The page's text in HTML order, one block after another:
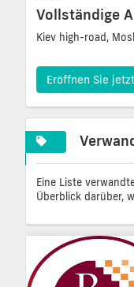
Vollständige
Kiev high-road,
Eröffnen Sie
Eine Liste
Überblick darüber,